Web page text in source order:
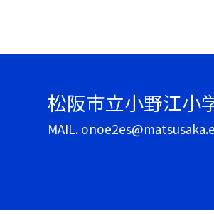
松阪市立小野江小
MAIL.